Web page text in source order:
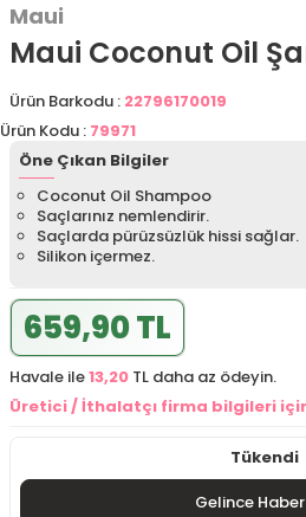
Maui
Maui Coconut Oil
Ürün Barkodu : 22796170019
Ürün Kodu : 79971
Öne Çıkan Bilgiler
Coconut Oil Shampoo
Saçlarınız nemlendirir.
Saçlarda pürüzsüzlük hissi sağlar.
Silikon içermez.
659,90 TL
Havale ile13,20 TL daha az ödeyin.
Üretici / İthalatçı firma bilgileri için
Tükendi
Gelince